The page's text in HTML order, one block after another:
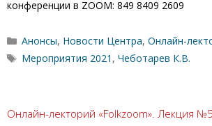
конференции в ZOOM: 849 8409 2609
Рубрики
Анонсы, Новости Центра,Онлайн-
Метки
Мероприятия 2021 ,Чеботарев К.В.
Онлайн-лекторий «Folkzoom». Лекция